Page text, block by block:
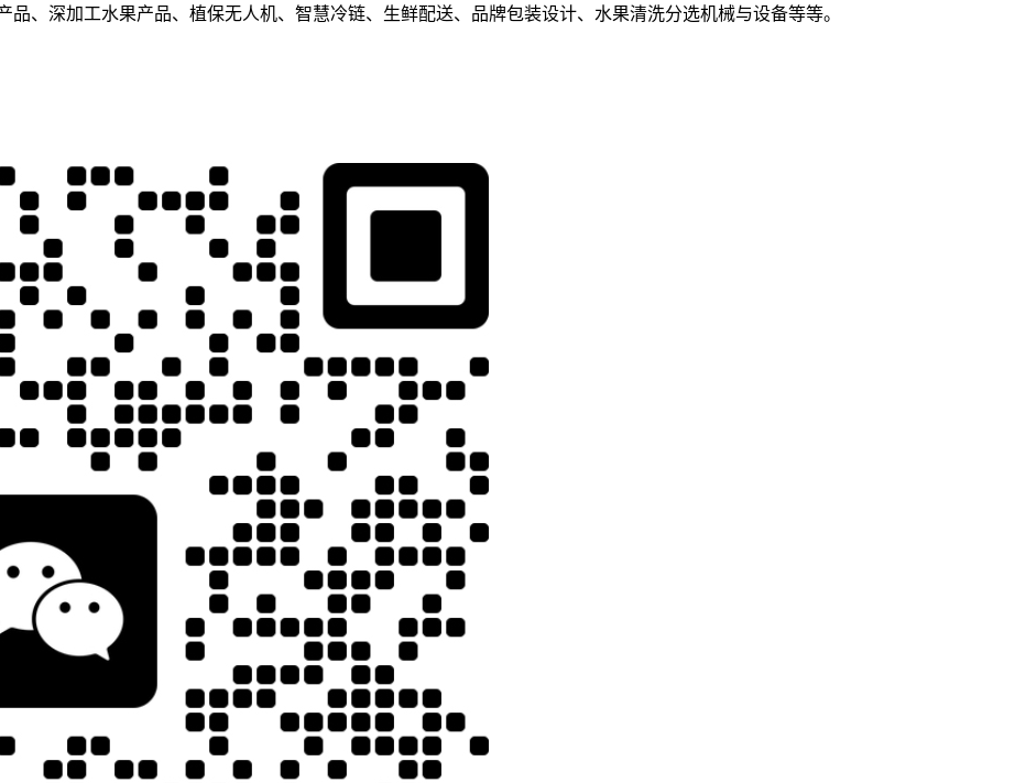
、深加工水果产品、植保无人机、智慧冷链、生鲜配送、品牌包装设计、水果清洗分选机械与设备等等。